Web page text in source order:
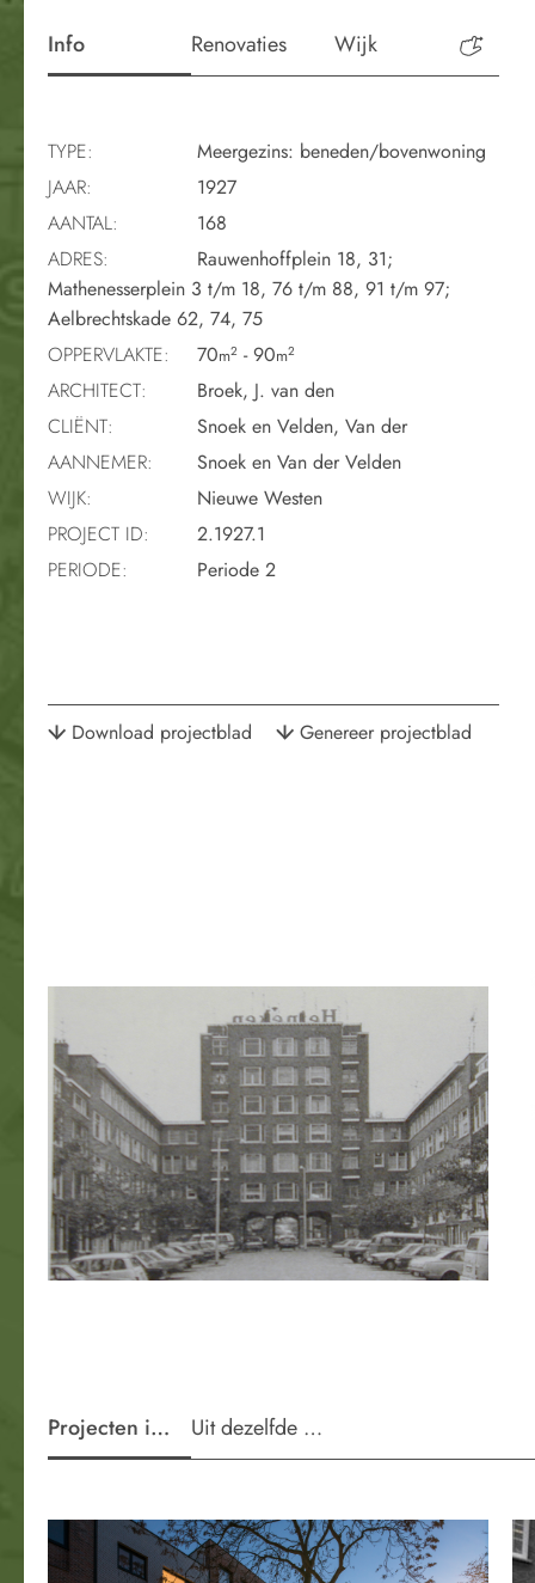
Info Renovaties Wijk
TYPE:
Meergezins: beneden/bovenwoning
JAAR:
1927
AANTAL:
168
ADRES:
Rauwenhoffplein 18, 31;
Mathenesserplein 3 t/m 18, 76 t/m 88, 91 t/m 97;
Aelbrechtskade 62, 74, 75
OPPERVLAKTE:
70m2 - 90m2
ARCHITECT:
Broek, J. van den
CLIËNT:
Snoek en Velden, Van der
AANNEMER:
Snoek en Van der Velden
WIJK:
Nieuwe Westen
PROJECT ID:
2.1927.1
PERIODE:
Periode 2
Download projectblad Genereer projectblad
Projecten in de wijkUit dezelfde periode